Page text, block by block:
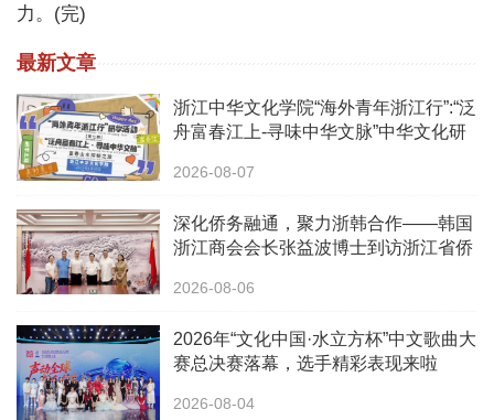
力。(完)
最新文章
浙江中华文化学院“海外青年浙江行”:“泛
舟富春江上-寻味中华文脉”中华文化研
2026-08-07
深化侨务融通，聚力浙韩合作——韩国
浙江商会会长张益波博士到访浙江省侨
2026-08-06
2026年“文化中国·水立方杯”中文歌曲大
赛总决赛落幕，选手精彩表现来啦
2026-08-04